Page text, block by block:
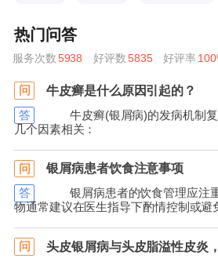
热门问答
服务次数 5938 好评数 5835 好评率
问 牛皮癣是什么原因引起的？
答
牛皮癣(银屑病)的发病机制复
几个因素相关：
问 银屑病患者饮食注意事项
答
银屑病患者的饮食管理应注重
物通常建议在医生指导下酌情控制或避
问 头皮银屑病与头皮脂溢性皮炎